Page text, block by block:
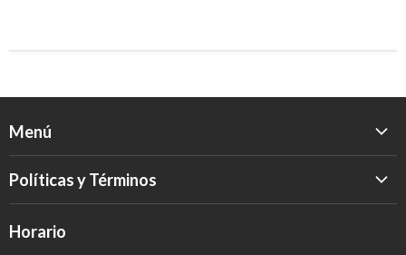
Menú
Eventos
Políticas y Términos
Política de Privacidad
Horario